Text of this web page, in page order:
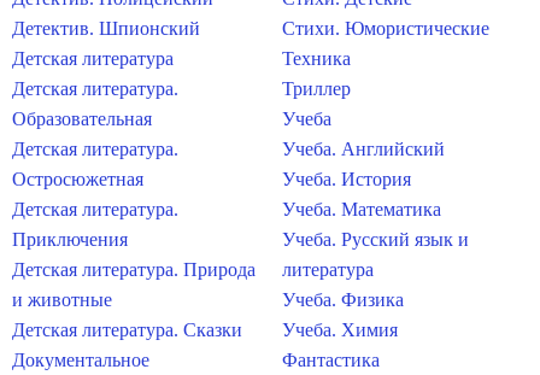
Детектив. Шпионский
Детская литература
Детская литература.
Образовательная
Детская литература.
Остросюжетная
Детская литература.
Приключения
Детская литература. Природа
и животные
Детская литература. Сказки
Документальное
Стихи. Юмористические
Техника
Триллер
Учеба
Учеба. Английский
Учеба. История
Учеба. Математика
Учеба. Русский язык и
литература
Учеба. Физика
Учеба. Химия
Фантастика